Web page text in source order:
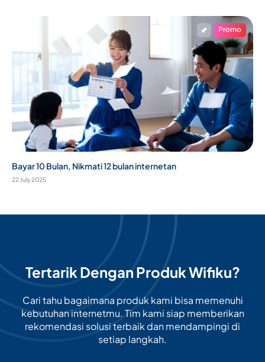
Promo
Bayar 10 Bulan, Nikmati 12 bulan internetan
22 July 2025
Tertarik Dengan Produk Wifiku?
Cari tahu bagaimana produk kami bisa memenuhi
kebutuhan internetmu. Tim kami siap memberikan
rekomendasi solusi terbaik dan mendampingi di
setiap langkah.